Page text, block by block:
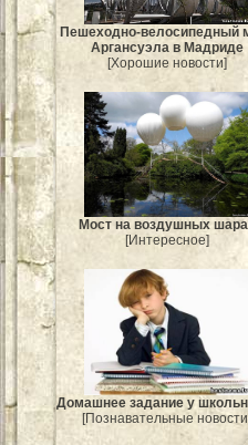
Пешеходно-велосипедный
Аргансуэла в Мадриде
[Хорошие новости]
Мост на воздушных
[Интересное]
Домашнее задание у
[Познавательные